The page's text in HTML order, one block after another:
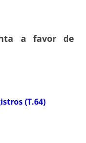
a favor de
(T.64)